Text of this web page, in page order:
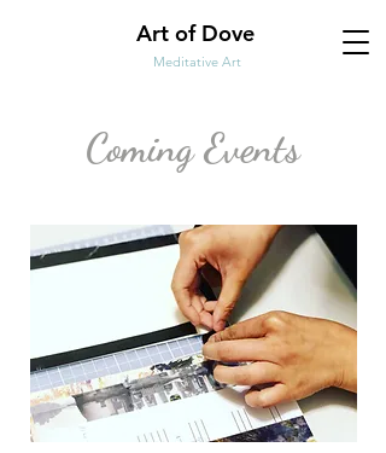
Art of Dove
Meditative Art
Coming Events